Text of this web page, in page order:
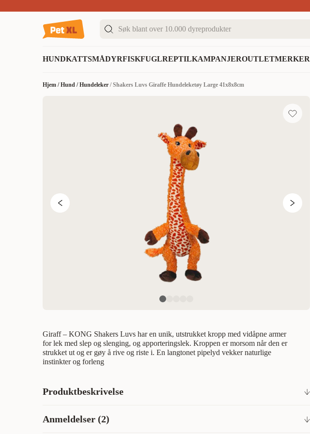
HUNDKATTSMÅDYRFISKFUGLREPTILKAMPANJEROUTLETMERKER
Hjem /Hund /Hundeleker /Shakers Luvs Giraffe Hundeleketøy Large 41x8x8cm
Giraff – KONG Shakers Luvs har en unik, utstrukket kropp med vidåpne armer
for lek med slep og slenging, og apporteringslek. Kroppen er morsom når den er
strukket ut og er gøy å rive og riste i. En langtonet pipelyd vekker naturlige
instinkter og forleng
Produktbeskrivelse
kaste- og apportlek. Den forlengede kroppen er morsom, noe som gjør den perfekt til å
Anmeldelser (2)